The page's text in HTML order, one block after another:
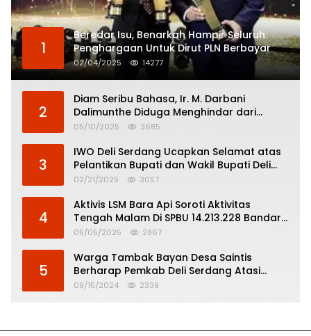
1
Beredar Isu, Benarkah Hampir Seluruh
Penghargaan Untuk Dirut PLN Berbayar
02/04/2025 14277
2
Diam Seribu Bahasa, Ir. M. Darbani
Dalimunthe Diduga Menghindar dari
Pertanggungjawaban Politik
05/10/2025 3685
3
IWO Deli Serdang Ucapkan Selamat atas
Pelantikan Bupati dan Wakil Bupati Deli
Serdang
02/21/2025 3057
4
Aktivis LSM Bara Api Soroti Aktivitas
Tengah Malam Di SPBU 14.213.228 Bandar
Tinggi
05/05/2025 2867
5
Warga Tambak Bayan Desa Saintis
Berharap Pemkab Deli Serdang Atasi
Banjir
09/15/2024 2339